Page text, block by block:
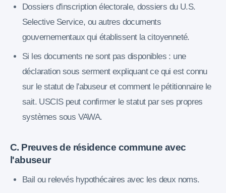
Dossiers d'inscription électorale, dossiers du U.S.
Selective Service, ou autres documents
gouvernementaux qui établissent la citoyenneté.
Si les documents ne sont pas disponibles : une
déclaration sous serment expliquant ce qui est connu
sur le statut de l'abuseur et comment le pétitionnaire le
sait. USCIS peut confirmer le statut par ses propres
systèmes sous VAWA.
C. Preuves de résidence commune avec
l'abuseur
Bail ou relevés hypothécaires avec les deux noms.